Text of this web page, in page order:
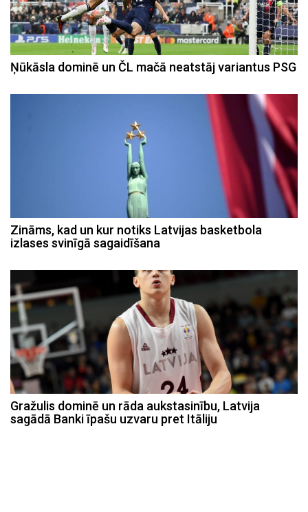
Ņūkāsla dominē un ČL mačā neatstāj variantus PSG
Zināms, kad un kur notiks Latvijas basketbola
izlases svinīgā sagaidīšana
Gražulis dominē un rāda aukstasinību, Latvija
sagādā Banki īpašu uzvaru pret Itāliju